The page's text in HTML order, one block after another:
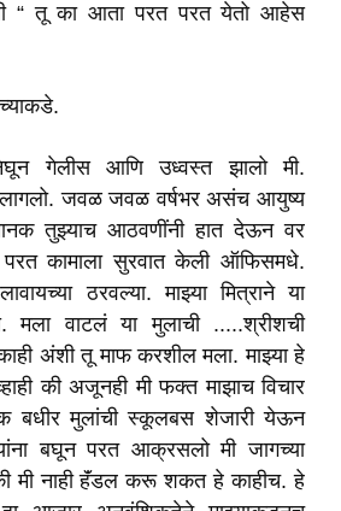
“ तू का आता परत परत येतो आहेस
गेलीस आणि उध्वस्त झालो मी.
लागलो. जवळ जवळ वर्षभर असंच आयुष्य
तुझ्याच आठवणींनी हात देऊन वर
कामाला सुरवात केली ऑफिसमधे.
ठरवल्या. माझ्या मित्राने या
मला वाटलं या मुलाची .....श्रीशची
अंशी तू माफ करशील मला. माझ्या हे
की अजूनही मी फक्त माझाच विचार
बधीर मुलांची स्कूलबस शेजारी येऊन
बघून परत आक्रसलो मी जागच्या
मी नाही हॅंडल करू शकत हे काहीच. हे